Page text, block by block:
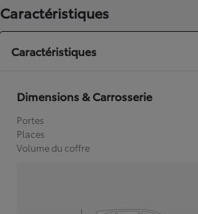
Caractéristiques
Caractéristiques
Dimensions & Carrosserie
Portes
Places
Volume du coffre